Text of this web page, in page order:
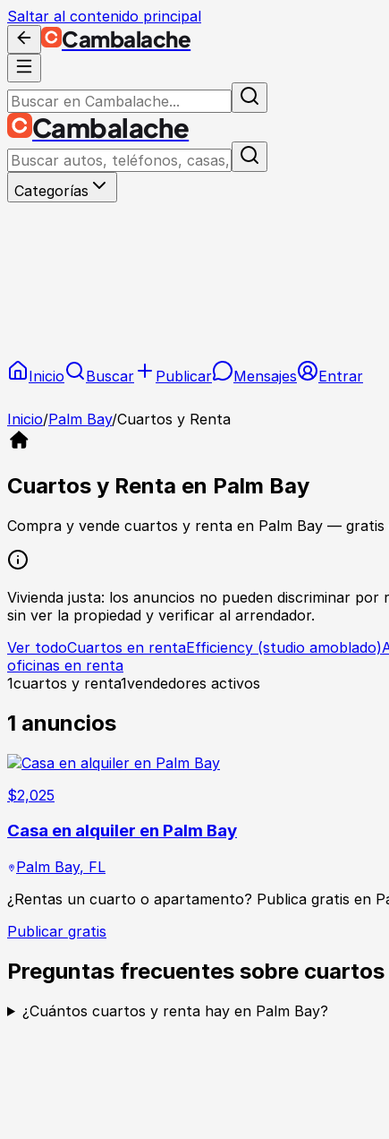
Saltar al contenido principal
Cambalache
Cambalache
Categorías
Inicio Buscar Publicar Mensajes Entrar
Inicio/Palm Bay/Cuartos y Renta
Cuartos y Renta en Palm Bay
Compra y vende cuartos y renta en Palm Bay — gratis
Vivienda justa: los anuncios no pueden discriminar
sin ver la propiedad y verificar al arrendador.
Ver todoCuartos en rentaEfficiency (studio amoblado)
oficinas en renta
1cuartos y renta1vendedores activos
1 anuncios
$2,025
Casa en alquiler en Palm Bay
Palm Bay, FL
¿Rentas un cuarto o apartamento? Publica gratis en
Publicar gratis
Preguntas frecuentes sobre
¿Cuántos cuartos y renta hay en Palm Bay?